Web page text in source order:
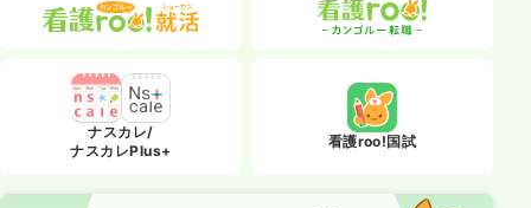
ナスカレ/
ナスカレPlus+
看護roo!国試